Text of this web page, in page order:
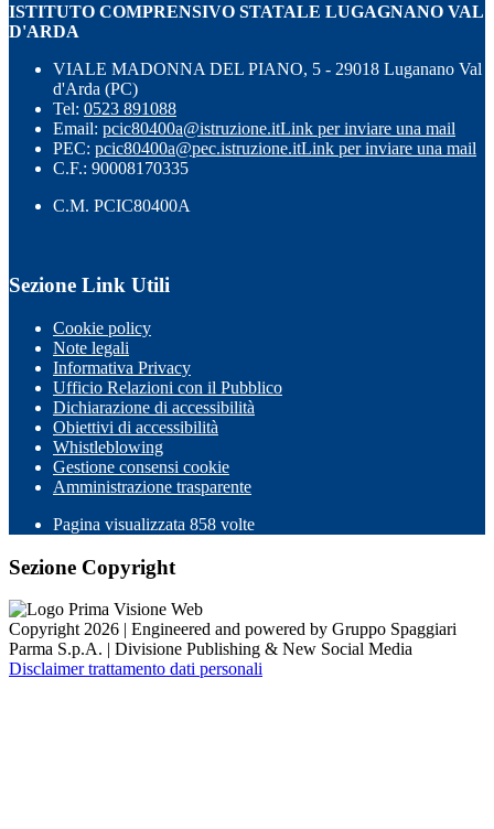
ISTITUTO COMPRENSIVO STATALE LUGAGNANO VAL
D'ARDA
VIALE MADONNA DEL PIANO, 5 - 29018 Luganano Val
d'Arda (PC)
Tel: 0523 891088
Email: pcic80400a@istruzione.itLink per inviare una mail
PEC: pcic80400a@pec.istruzione.itLink per inviare una mail
C.F.: 90008170335
C.M. PCIC80400A
Sezione Link Utili
Cookie policy
Note legali
Informativa Privacy
Ufficio Relazioni con il Pubblico
Dichiarazione di accessibilità
Obiettivi di accessibilità
Whistleblowing
Gestione consensi cookie
Amministrazione trasparente
Pagina visualizzata 858 volte
Sezione Copyright
Copyright 2026 | Engineered and powered by Gruppo Spaggiari
Parma S.p.A. | Divisione Publishing & New Social Media
Disclaimer trattamento dati personali